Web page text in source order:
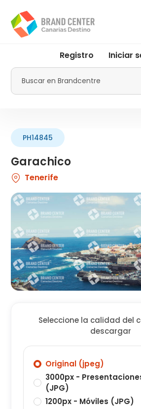
contenido
principal
menu
Promotur
Registro Iniciar
Buscar
Garachico
PH14845
Tenerife
Seleccione la calidad del
descargar
Original (jpeg)
3000px -
(JPG)
1200px - Móviles (JPG)